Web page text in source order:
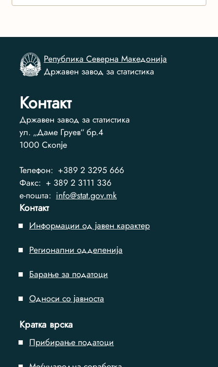
Република Северна Македонија
Државен завод за статистика
Контакт
Државен завод за статистика
ул. „Даме Груев“ бр.4
1000 Скопје
Телефон: +389 2 3295 666
Факс: + 389 2 3111 336
e-пошта: info@stat.gov.mk
Контакт
Информации од јавен карактер
Регионални одделенија
Барање за податоци
Односи со јавноста
Кратка врска
Прибирање податоци